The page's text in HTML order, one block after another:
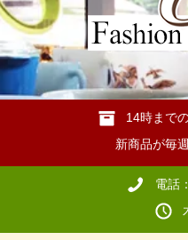
14時まで
新商品が毎
電話